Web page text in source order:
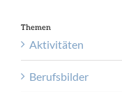
Themen
Aktivitäten
Berufsbilder